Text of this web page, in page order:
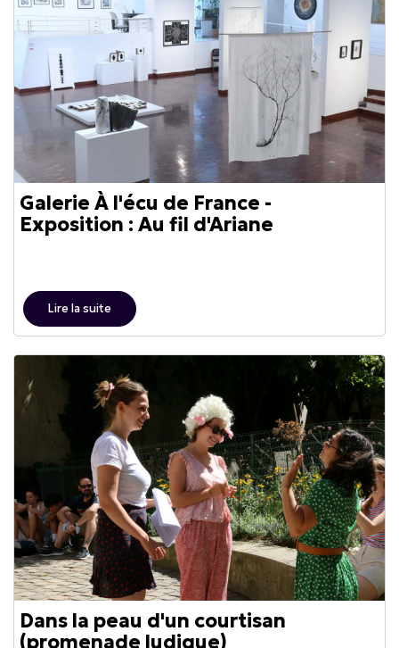
Galerie À l'écu de France -
Exposition : Au fil d'Ariane
Lire la suite
Dans la peau d'un courtisan
(promenade ludique)